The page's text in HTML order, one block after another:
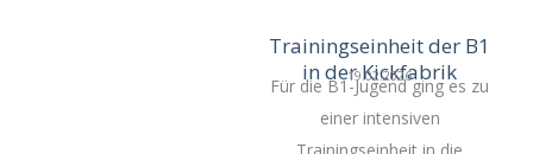
Trainingseinheit der B1
in der Kickfabrik
19.02.2026
Für die B1-Jugend ging es zu
einer intensiven